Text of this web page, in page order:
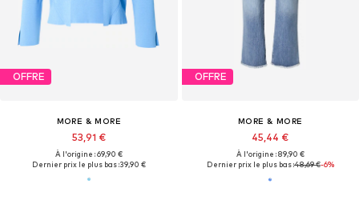
OFFRE
MORE & MORE
53,91 €
À l'origine : 69,90 €
Dernier prix le plus bas :39,90 €
OFFRE
MORE & MORE
45,44 €
À l'origine : 89,90 €
Dernier prix le plus bas :48,69 €-6%